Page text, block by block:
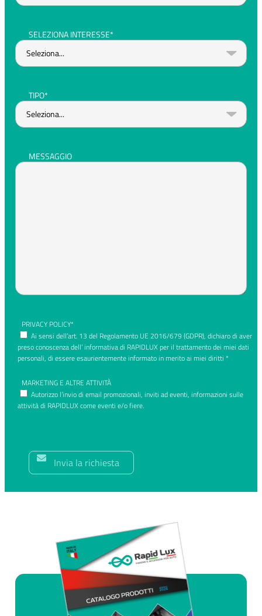
SELEZIONA INTERESSE*
TIPO*
MESSAGGIO
PRIVACY POLICY*
Ai sensi dell’art. 13 del Regolamento UE 2016/679 (GDPR), dichiaro di aver
preso conoscenza dell’ informativa di RAPIDLUX per il trattamento dei miei dati
personali, di essere esaurientemente informato in merito ai miei diritti *
MARKETING E ALTRE ATTIVITÀ
Autorizzo l’invio di email promozionali, inviti ad eventi, informazioni sulle
attività di RAPIDLUX come eventi e/o fiere.